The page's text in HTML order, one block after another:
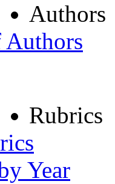
Authors
Rubrics
Year